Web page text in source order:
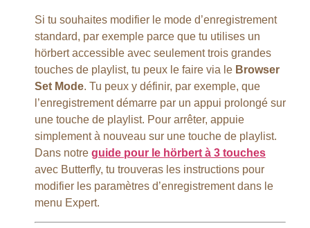
Si tu souhaites modifier le mode d’enregistrement
standard, par exemple parce que tu utilises un
hörbert accessible avec seulement trois grandes
touches de playlist, tu peux le faire via le Browser
Set Mode. Tu peux y définir, par exemple, que
l’enregistrement démarre par un appui prolongé sur
une touche de playlist. Pour arrêter, appuie
simplement à nouveau sur une touche de playlist.
Dans notre guide pour le hörbert à 3 touches
avec Butterfly, tu trouveras les instructions pour
modifier les paramètres d’enregistrement dans le
menu Expert.